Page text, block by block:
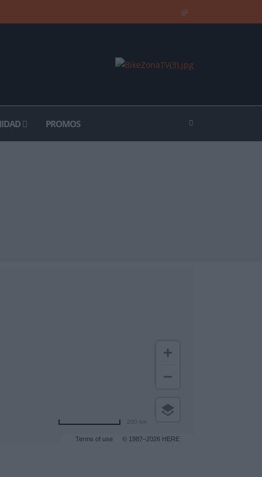
PROMOS
Terms of use © 1987–2026 HERE
200 km